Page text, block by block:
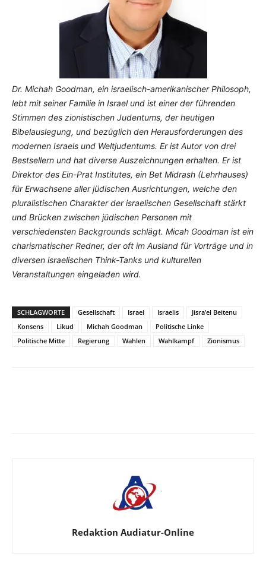
Dr. Michah Goodman, ein israelisch-amerikanischer Philosoph,
lebt mit seiner Familie in Israel und ist einer der führenden
Stimmen des zionistischen Judentums, der heutigen
Bibelauslegung, und bezüglich den Herausforderungen des
modernen Israels und Weltjudentums. Er ist Autor von drei
Bestsellern und hat diverse Auszeichnungen erhalten. Er ist
Direktor des Ein-Prat Institutes, ein Bet Midrash (Lehrhauses)
für Erwachsene aller jüdischen Ausrichtungen, welche den
pluralistischen Charakter der israelischen Gesellschaft stärkt
und Brücken zwischen jüdischen Personen mit
verschiedensten Backgrounds schlägt. Micah Goodman ist ein
charismatischer Redner, der oft im Ausland für Vorträge und in
diversen israelischen Think-Tanks und kulturellen
Veranstaltungen eingeladen wird.
SCHLAGWORTE Gesellschaft Israel Israelis
Jisra’el Beitenu
Konsens
Likud Michah Goodman
Politische Linke
Politische Mitte
Regierung Wahlen Wahlkampf Zionismus
Redaktion Audiatur-Online